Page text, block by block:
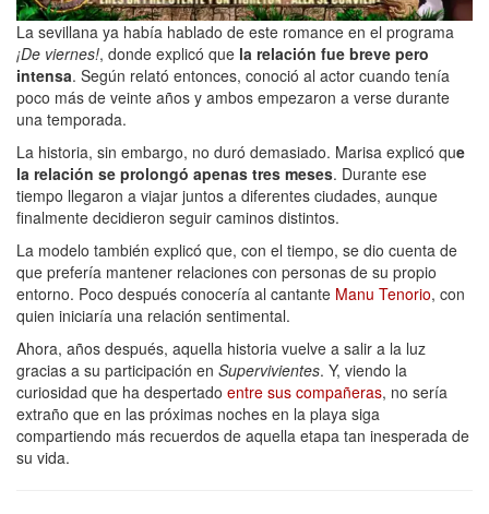
La sevillana ya había hablado de este romance en el programa
¡De viernes!, donde explicó que la relación fue breve pero
intensa. Según relató entonces, conoció al actor cuando tenía
poco más de veinte años y ambos empezaron a verse durante
una temporada.
La historia, sin embargo, no duró demasiado. Marisa explicó que
la relación se prolongó apenas tres meses. Durante ese
tiempo llegaron a viajar juntos a diferentes ciudades, aunque
finalmente decidieron seguir caminos distintos.
La modelo también explicó que, con el tiempo, se dio cuenta de
que prefería mantener relaciones con personas de su propio
entorno. Poco después conocería al cantante Manu Tenorio, con
quien iniciaría una relación sentimental.
Ahora, años después, aquella historia vuelve a salir a la luz
gracias a su participación en Supervivientes. Y, viendo la
curiosidad que ha despertado entre sus compañeras, no sería
extraño que en las próximas noches en la playa siga
compartiendo más recuerdos de aquella etapa tan inesperada de
su vida.